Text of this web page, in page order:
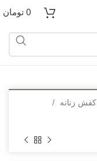
0 تومان
کفش زنانه